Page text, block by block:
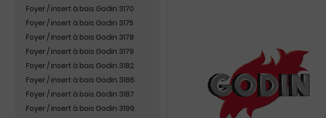
Foyer / insert à bois Godin 3170
Foyer / insert à bois Godin 3175
Foyer / insert à bois Godin 3178
Foyer / insert à bois Godin 3179
Foyer / insert à bois Godin 3182
Foyer / insert à bois Godin 3186
Foyer / insert à bois Godin 3187
Foyer / insert à bois Godin 3199